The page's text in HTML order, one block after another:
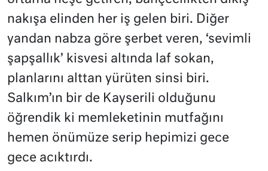
nakışa elinden her iş gelen biri. Diğer
yandan nabza göre şerbet veren, ‘sevimli
şapşallık’ kisvesi altında laf sokan,
planlarını alttan yürüten sinsi biri.
Salkım’ın bir de Kayserili olduğunu
öğrendik ki memleketinin mutfağını
hemen önümüze serip hepimizi gece
gece acıktırdı.